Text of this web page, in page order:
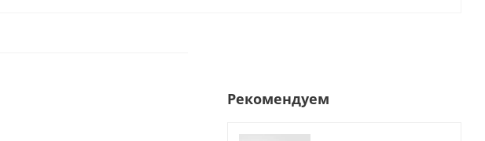
Рекомендуем